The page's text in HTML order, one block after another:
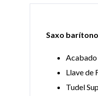
Saxo
Llave de
Tudel